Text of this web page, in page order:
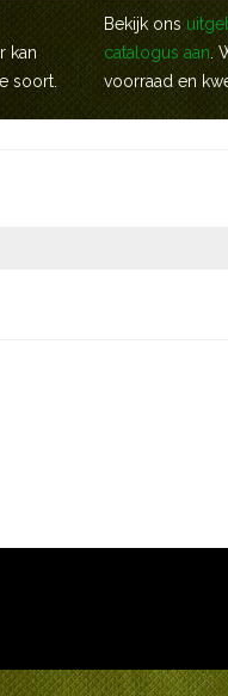
kan
soort.
Bekijk ons
catalogus aan .
voorraad en